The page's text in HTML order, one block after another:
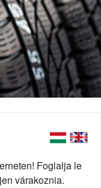
Foglalja le
várakoznia.